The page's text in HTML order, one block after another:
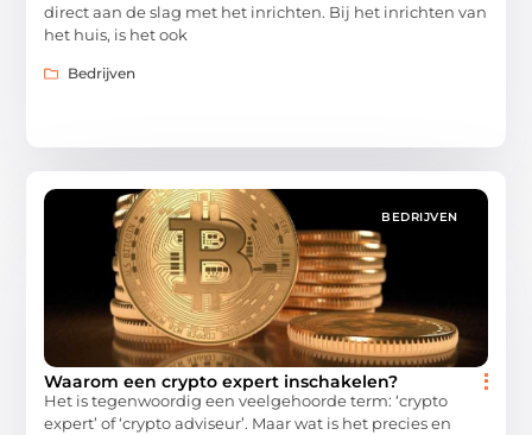
direct aan de slag met het inrichten. Bij het inrichten van
het huis, is het ook
Bedrijven
BEDRIJVEN
Waarom een crypto expert inschakelen?
Het is tegenwoordig een veelgehoorde term: ‘crypto
expert’ of ‘crypto adviseur’. Maar wat is het precies en